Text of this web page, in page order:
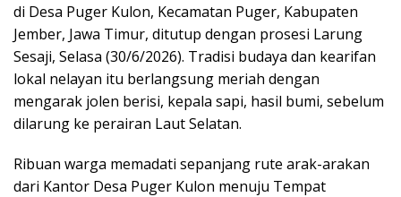
di Desa Puger Kulon, Kecamatan Puger, Kabupaten
Jember, Jawa Timur, ditutup dengan prosesi Larung
Sesaji, Selasa (30/6/2026). Tradisi budaya dan kearifan
lokal nelayan itu berlangsung meriah dengan
mengarak jolen berisi, kepala sapi, hasil bumi, sebelum
dilarung ke perairan Laut Selatan.
Ribuan warga memadati sepanjang rute arak-arakan
dari Kantor Desa Puger Kulon menuju Tempat